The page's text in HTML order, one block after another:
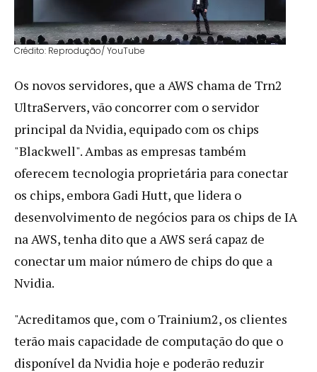
Crédito: Reprodução/ YouTube
Os novos servidores, que a AWS chama de Trn2
UltraServers, vão concorrer com o servidor
principal da Nvidia, equipado com os chips
"Blackwell". Ambas as empresas também
oferecem tecnologia proprietária para conectar
os chips, embora Gadi Hutt, que lidera o
desenvolvimento de negócios para os chips de IA
na AWS, tenha dito que a AWS será capaz de
conectar um maior número de chips do que a
Nvidia.
"Acreditamos que, com o Trainium2, os clientes
terão mais capacidade de computação do que o
disponível da Nvidia hoje e poderão reduzir